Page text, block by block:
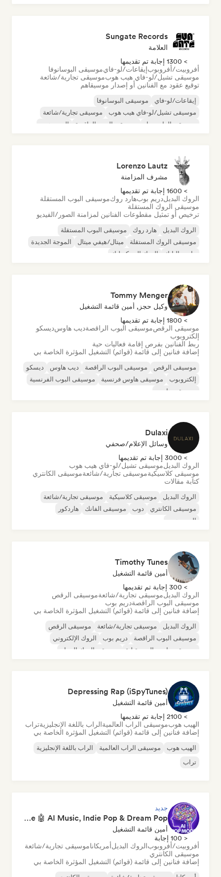
Sungate Records
العلامة
> 1300 إجابة تم تقديمها
أفروبيت/أفروبوبإيقاعات/لو-فايموسيقى البوسانوفا
موسيقى تشيل/لو-فاي هيب هوبموسيقى تجارية/شائعة
توقيع عقود مع الفنانين أو إصدار موسيقاهم
إيقاعات/لو-فاي
موسيقى البوسانوفا
موسيقى تشيل/لو-فاي هيب هوب
موسيقى تجارية/شائعة
موسيقى الدانسهول
موسيقى البوب الراقصة
الهيب هوب
Lorenzo Lautz
مشرف المزامنة
> 1600 إجابة تم تقديمها
الروك البديلدريم بوبهارد روكموسيقى البوب المستقلة
موسيقى الروك المستقلة
ترخيص أو تمثيل مقطوعات الفنانين لمزامنة الصور/الفيديو
الروك البديل هارد روك
موسيقى البوب المستقلة
موسيقى الروك المستقلة
ميتال/هيفي ميتال
الموجة الجديدة
ما بعد البانك
الروك السيكديليك
Tommy Menger
وكيل حجز, أمين قائمة التشغيل
> 1800 إجابة تم تقديمها
موسيقى الرقصموسيقى البوب الراقصةديب هاوسديسكو
إلكتروبوب
ربط الفنانين بفرص إقامة فعاليات حية
إضافة فنانين إلى قائمة (قوائم) التشغيل المؤثرة الخاصة بي
موسيقى الرقص موسيقى البوب الراقصة ديب هاوس
ديسكو
إلكتروبوب
موسيقى هاوس فرنسية
موسيقى البوب الفرنسية
موسيقى هاوس
Dulaxi
وسائل الإعلام/صحفي
> 3000 إجابة تم تقديمها
الروك البديلموسيقى تشيل/لو-فاي هيب هوب
موسيقى كلاسيكيةموسيقى تجارية/شائعةموسيقى الكانتري
كتابة مقالات
الروك البديل موسيقى كلاسيكية
موسيقى تجارية/شائعة
موسيقى الكانتري
دوب موسيقى الفانك
هاردكور
الهيب هوب
Timothy Tunes
أمين قائمة التشغيل
> 300 إجابة تم تقديمها
الروك البديلموسيقى تجارية/شائعةموسيقى الرقص
موسيقى البوب الراقصةدريم بوب
إضافة فنانين إلى قائمة (قوائم) التشغيل المؤثرة الخاصة بي
الروك البديل موسيقى تجارية/شائعة
موسيقى الرقص
موسيقى البوب الراقصة
دريم بوب
الروك الإلكتروني
موسيقى هاوس المستقبلية
موسيقى الروك الجراج
Depressing Rap (iSpyTunes)
أمين قائمة التشغيل
> 2100 إجابة تم تقديمها
الهيب هوبموسيقى الراب العالميةالراب باللغة الإنجليزيةتراب
إضافة فنانين إلى قائمة (قوائم) التشغيل المؤثرة الخاصة بي
الهيب هوب موسيقى الراب العالمية
الراب باللغة الإنجليزية
تراب
جديد
Pop Machine Mode 🤖 AI Music, Indie Pop & Dream Pop
أمين قائمة التشغيل
< 100 إجابة
أفروبيت/أفروبوبالروك البديلأمريكاناموسيقى تجارية/شائعة
موسيقى الكانتري
إضافة فنانين إلى قائمة (قوائم) التشغيل المؤثرة الخاصة بي